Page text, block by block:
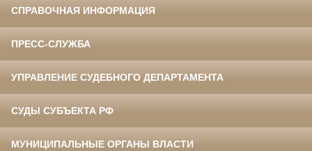
СПРАВОЧНАЯ ИНФОРМАЦИЯ
ПРЕСС-СЛУЖБА
УПРАВЛЕНИЕ СУДЕБНОГО ДЕПАРТАМЕНТА
СУДЫ СУБЪЕКТА РФ
МУНИЦИПАЛЬНЫЕ ОРГАНЫ ВЛАСТИ